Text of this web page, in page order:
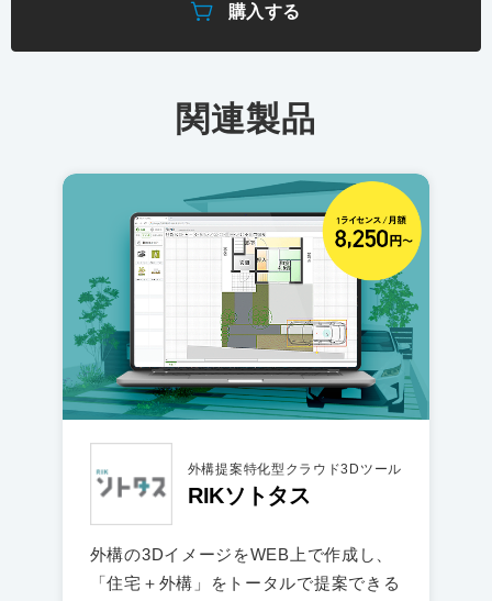
購入する
関連製品
外構提案特化型クラウド3Dツール
RIKソトタス
外構の3DイメージをWEB上で作成し、
「住宅＋外構」をトータルで提案できる